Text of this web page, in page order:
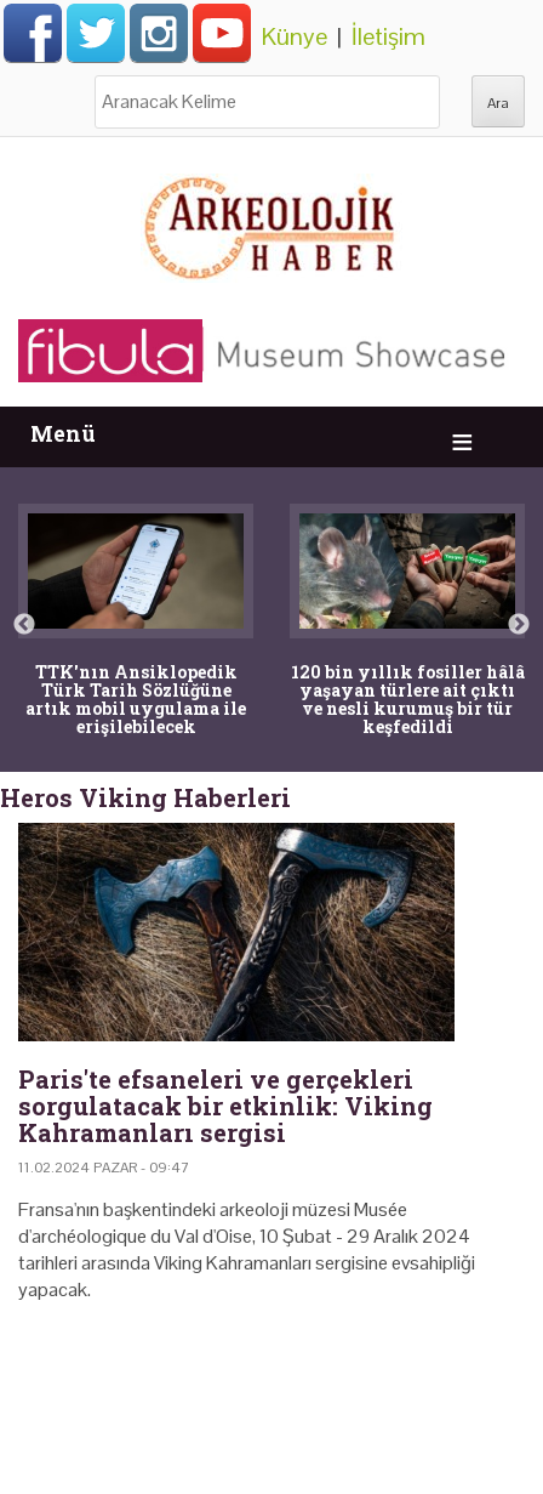
Künye | İletişim
Menü
TTK'nın Ansiklopedik
Türk Tarih Sözlüğüne
artık mobil uygulama ile
erişilebilecek
120 bin yıllık fosiller hâlâ
yaşayan türlere ait çıktı
ve nesli kurumuş bir tür
keşfedildi
Heros Viking Haberleri
Paris'te efsaneleri ve gerçekleri
sorgulatacak bir etkinlik: Viking
Kahramanları sergisi
11.02.2024 PAZAR - 09:47
Fransa'nın başkentindeki arkeoloji müzesi Musée
d'archéologique du Val d'Oise, 10 Şubat - 29 Aralık 2024
tarihleri arasında Viking Kahramanları sergisine evsahipliği
yapacak.